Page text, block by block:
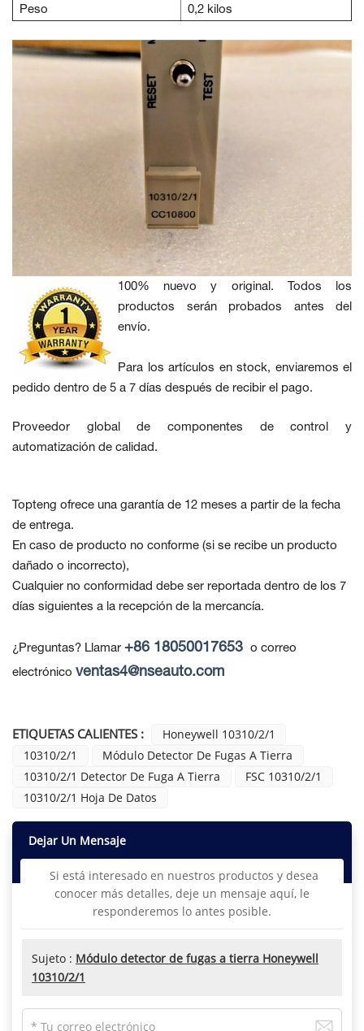
Peso 0,2 kilos
100% nuevo y original. Todos los
productos serán probados antes del
envío.
Para los artículos en stock, enviaremos el
pedido dentro de 5 a 7 días después de recibir el pago.
Proveedor global de componentes de control y
automatización de calidad.
Topteng ofrece una garantía de 12 meses a partir de la fecha
de entrega.
En caso de producto no conforme (si se recibe un producto
dañado o incorrecto),
Cualquier no conformidad debe ser reportada dentro de los 7
días siguientes a la recepción de la mercancía.
¿Preguntas? Llamar +86 18050017653 o correo
electrónico ventas4@nseauto.com
ETIQUETAS CALIENTES :
Honeywell 10310/2/1
10310/2/1
Módulo Detector De Fugas A Tierra
10310/2/1 Detector De Fuga A Tierra
FSC 10310/2/1
10310/2/1 Hoja De Datos
Dejar Un Mensaje
Si está interesado en nuestros productos y desea
conocer más detalles, deje un mensaje aquí, le
responderemos lo antes posible.
Sujeto : Módulo detector de fugas a tierra Honeywell
10310/2/1